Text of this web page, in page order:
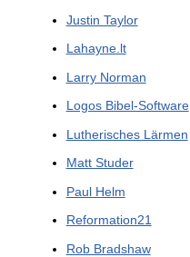
Justin Taylor
Lahayne.lt
Larry Norman
Logos Bibel-Software
Lutherisches Lärmen
Matt Studer
Paul Helm
Reformation21
Rob Bradshaw